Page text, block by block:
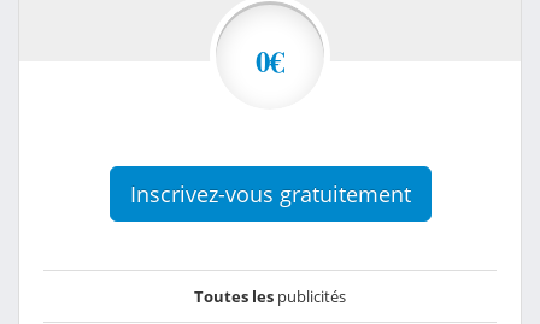
0€
Inscrivez-vous gratuitement
Toutes les publicités